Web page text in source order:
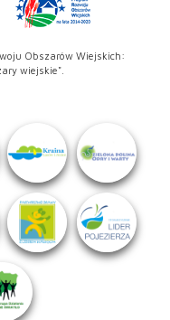
Obszarów Wiejskich:
wiejskie".